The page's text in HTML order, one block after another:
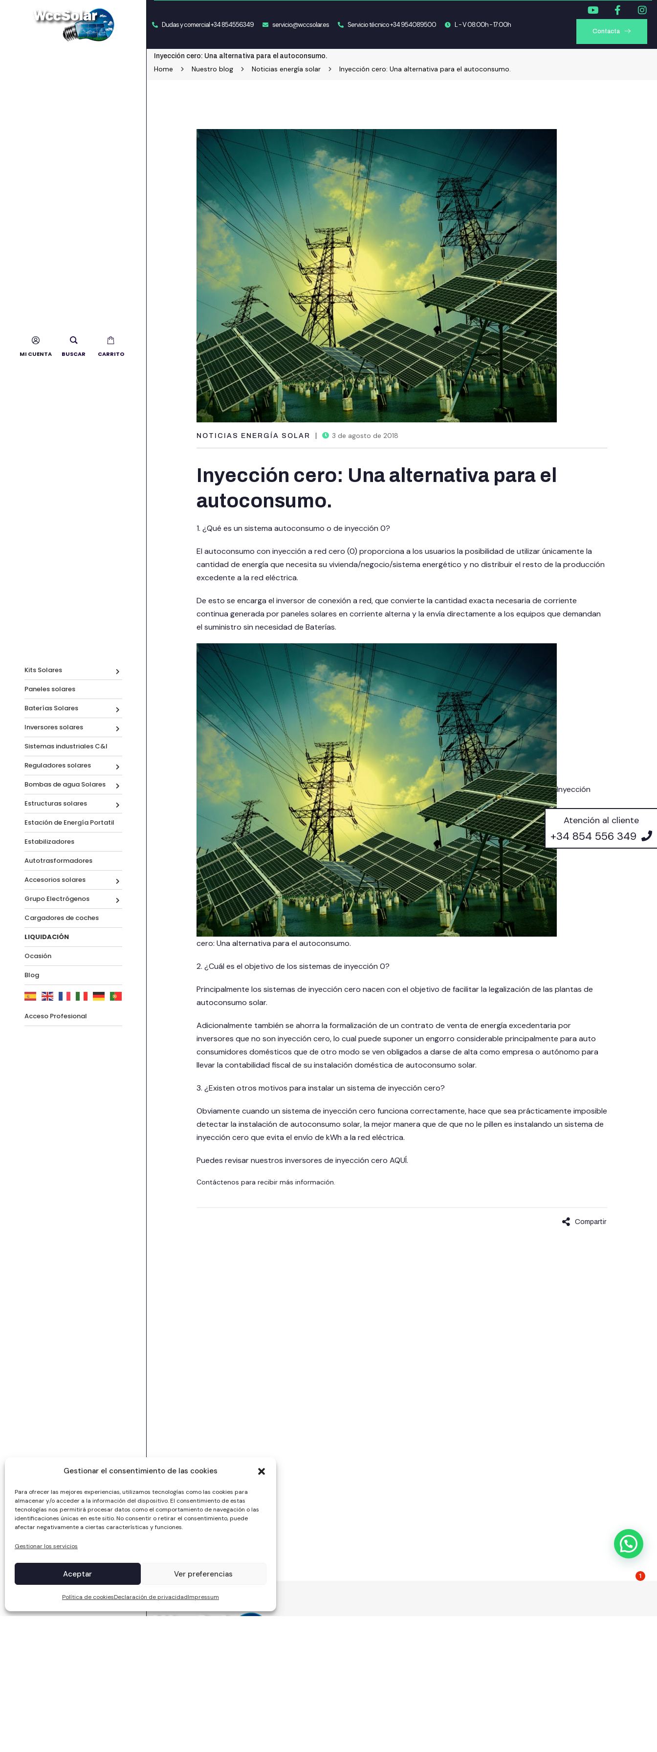
Gestionar el consentimiento de las cookies
Para ofrecer las mejores experiencias, utilizamos tecnologías como las cookies para
almacenar y/o acceder a la información del dispositivo. El consentimiento de estas
tecnologías nos permitirá procesar datos como el comportamiento de navegación o las
identificaciones únicas en este sitio. No consentir o retirar el consentimiento, puede
afectar negativamente a ciertas características y funciones.
Gestionar los servicios
Aceptar Ver preferencias
Política de cookiesDeclaración de privacidadImpressum
Kits Solares
Paneles solares
Baterías Solares
Inversores solares
Sistemas industriales C&I
Reguladores solares
Bombas de agua Solares
Estructuras solares
Estación de Energía Portatil
Estabilizadores
Autotrasformadores
Accesorios solares
Grupo Electrógenos
Cargadores de coches
LIQUIDACIÓN
Ocasión
Blog
Acceso Profesional
MI CUENTA BUSCAR CARRITO
Dudas y comercial +34 854556349 servicio@wccsolar.es Servicio técnico +34 954089500 L - V 08:00h - 17:00h
Contacta
Inyección cero: Una alternativa para el autoconsumo.
Home Nuestro blog Noticias energía solar Inyección cero: Una alternativa para el autoconsumo.
NOTICIAS ENERGÍA SOLAR 3 de agosto de 2018
Inyección cero: Una alternativa para el
autoconsumo.
1. ¿Qué es un sistema autoconsumo o de inyección 0?
El autoconsumo con inyección a red cero (0) proporciona a los usuarios la posibilidad de utilizar únicamente la
cantidad de energía que necesita su vivienda/negocio/sistema energético y no distribuir el resto de la producción
excedente a la red eléctrica.
De esto se encarga el inversor de conexión a red, que convierte la cantidad exacta necesaria de corriente
continua generada porpaneles solares en corriente alterna y la envía directamente a los equipos que demandan
el suministro sin necesidad de Baterías.
Inyección
cero: Una alternativa para el autoconsumo.
2. ¿Cuál es el objetivo de los sistemas de inyección 0?
Principalmente los sistemas de inyección cero nacen con el objetivo de facilitar la legalización de las plantas de
autoconsumo solar.
Adicionalmente también se ahorra la formalización de un contrato de venta de energía excedentaria por
inversores que no son inyección cero, lo cual puede suponer un engorro considerable principalmente para auto
consumidores domésticos que de otro modo se ven obligados a darse de alta como empresa o autónomo para
llevar la contabilidad fiscal de su instalación doméstica de autoconsumo solar.
3. ¿Existen otros motivos para instalar un sistema de inyección cero?
Obviamente cuando un sistema de inyección cero funciona correctamente, hace que sea prácticamente imposible
detectar la instalación de autoconsumo solar, la mejor manera que de que no le pillen es instalando un sistema de
inyección cero que evita el envío de kWh a la red eléctrica.
Puedes revisar nuestros inversores de inyección cero AQUÍ.
Contáctenos para recibir más información.
Compartir
1
Atención al cliente
+34 854 556 349